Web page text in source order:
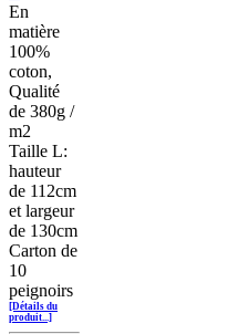
En
matière
100%
coton,
Qualité
de 380g /
m2
Taille L:
hauteur
de 112cm
et largeur
de 130cm
Carton de
10
peignoirs
[Détails du
produit...]